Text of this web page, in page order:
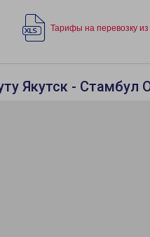
Тарифы на перевозку
Якутск - Стамбул